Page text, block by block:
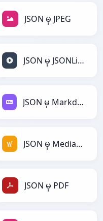
JSON မှ JPEG
JSON မှ JSONLines
JSON မှ Markdown
JSON မှ MediaWiki
JSON မှ PDF